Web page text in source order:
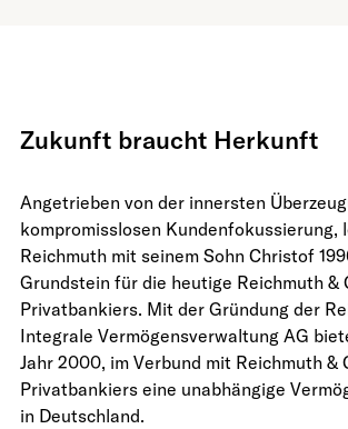
Zukunft braucht Herkunft
Angetrieben von der innersten
kompromisslosen Kundenfokussierung,
Reichmuth mit seinem Sohn Christof
Grundstein für die heutige Reichmuth &
Privatbankiers. Mit der Gründung der
Integrale Vermögensverwaltung AG
Jahr 2000, im Verbund mit Reichmuth &
Privatbankiers eine unabhängige
in Deutschland.